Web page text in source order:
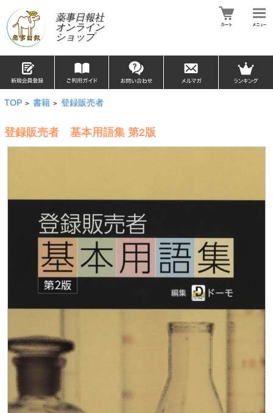
薬事日報社
オンライン
ショップ
TOP > 書籍 > 登録販売者
登録販売者 基本用語集 第2版